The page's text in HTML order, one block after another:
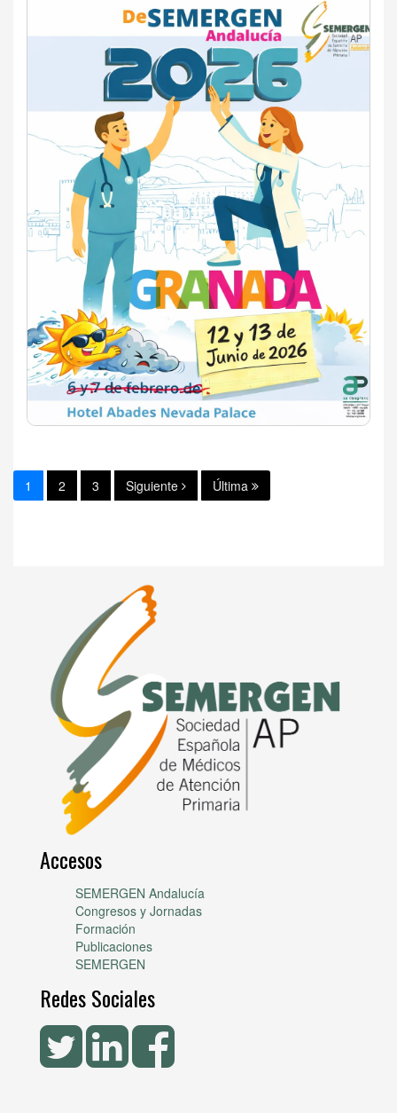
1 2 3 Siguiente Última
Accesos
SEMERGEN Andalucía
Congresos y Jornadas
Formación
Publicaciones
SEMERGEN
Redes Sociales